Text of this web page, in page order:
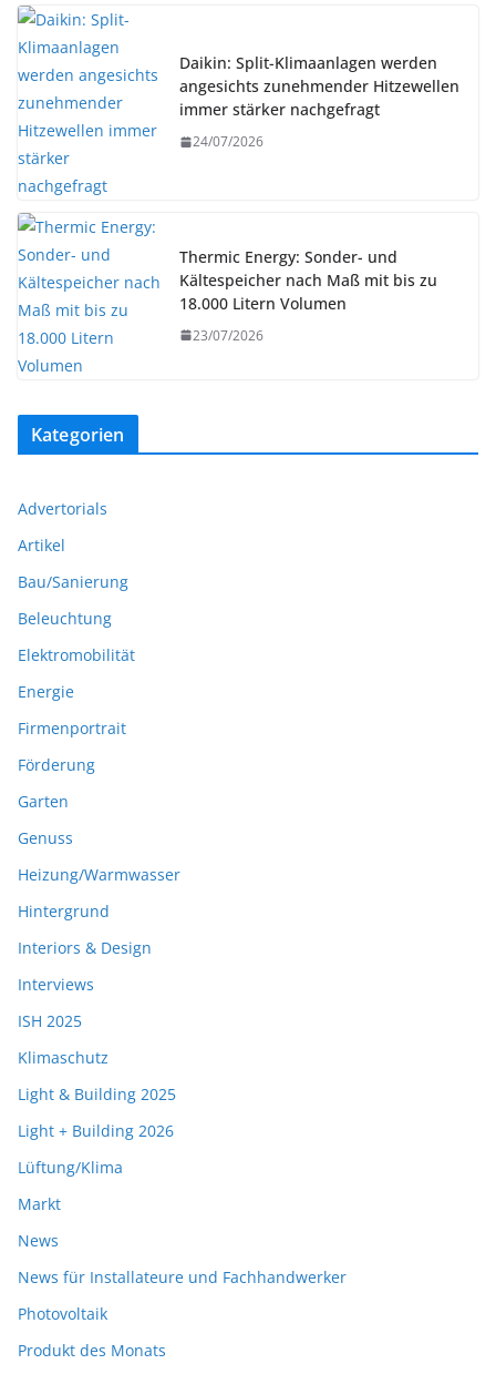
Daikin: Split-Klimaanlagen werden
angesichts zunehmender Hitzewellen
immer stärker nachgefragt
24/07/2026
Thermic Energy: Sonder- und
Kältespeicher nach Maß mit bis zu
18.000 Litern Volumen
23/07/2026
Kategorien
Advertorials
Artikel
Bau/Sanierung
Beleuchtung
Elektromobilität
Energie
Firmenportrait
Förderung
Garten
Genuss
Heizung/Warmwasser
Hintergrund
Interiors & Design
Interviews
ISH 2025
Klimaschutz
Light & Building 2025
Light + Building 2026
Lüftung/Klima
Markt
News
News für Installateure und Fachhandwerker
Photovoltaik
Produkt des Monats